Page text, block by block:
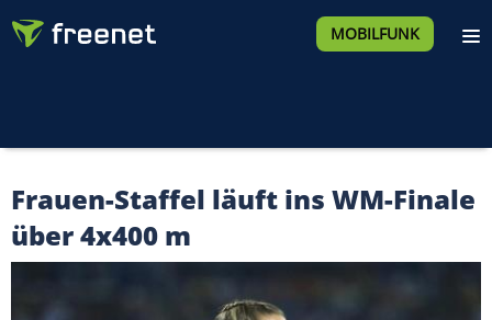
MOBILFUNK
Frauen-Staffel läuft ins WM-Finale
über 4x400 m